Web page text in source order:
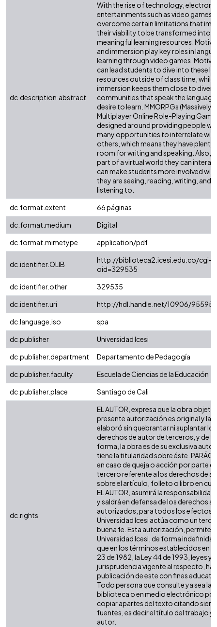
dc.description.abstract
With the rise of technology,
entertainments such as video games
overcome certain limitations that
their viability to be transformed into
meaningful learning resources.
and immersion play key roles in
learning through video games.
can lead students to dive into these
resources outside of class time, while
immersion keeps them close to
communities that speak the
desire to learn. MMORPGs (Massively
Multiplayer Online Role-Playing
designed around providing people
many opportunities to interrelate with
others, which means they have plenty
room for writing and speaking. Also,
part of a virtual world they can
can make students more involved
they are seeing, reading, writing, and
listening to.
dc.format.extent
66 páginas
dc.format.medium
Digital
dc.format.mimetype
application/pdf
dc.identifier.OLIB
http://biblioteca2.icesi.edu.co/cgi-
oid=329535
dc.identifier.other
329535
dc.identifier.uri
http://hdl.handle.net/10906/95595
dc.language.iso
spa
dc.publisher
Universidad Icesi
dc.publisher.department
Departamento de Pedagogía
dc.publisher.faculty
Escuela de Ciencias de la Educación
dc.publisher.place
Santiago de Cali
dc.rights
EL AUTOR, expresa que la obra objeto
presente autorización es original y la
elaboró sin quebrantar ni suplantar los
derechos de autor de terceros, y de
forma, la obra es de su exclusiva
tiene la titularidad sobre éste.
en caso de queja o acción por parte
tercero referente a los derechos de
sobre el artículo, folleto o libro en
EL AUTOR, asumirá la
y saldrá en defensa de los derechos
autorizados; para todos los efectos,
Universidad Icesi actúa como un
buena fe. Esta autorización, permite a
Universidad Icesi, de forma indefinida,
que en los términos establecidos en la
23 de 1982, la Ley 44 de 1993, leyes y
jurisprudencia vigente al respecto,
publicación de este con fines
Todo persona que consulte ya sea la
biblioteca o en medio electrónico
copiar apartes del texto citando
fuentes, es decir el título del trabajo y
autor.